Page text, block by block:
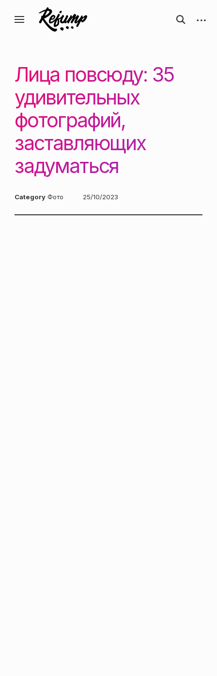
содержанию
Искусство, дизайн, вдохновение —
ReJump.ru
Блог о творчестве
открыть
форму
Лица повсюду: 35
удивительных
фотографий,
заставляющих
задуматься
Category Фото
Posted
25/10/2023